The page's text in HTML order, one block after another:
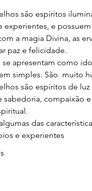
são espíritos
experientes, e
a magia Divina, as
paz e felicidade.
apresentam como
simples. São  muito
são espíritos de
compaixão
das
e experientes